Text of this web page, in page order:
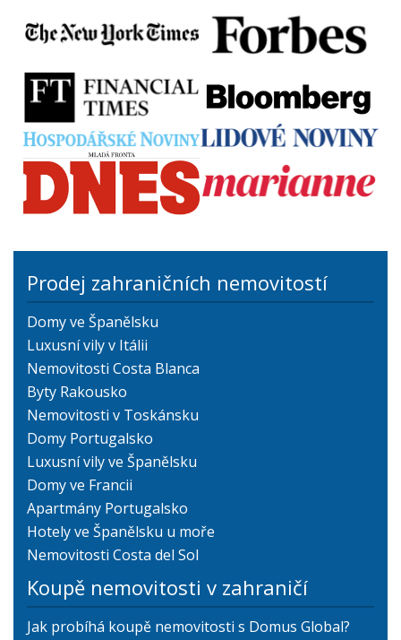
Prodej zahraničních nemovitostí
Domy ve Španělsku
Luxusní vily v Itálii
Nemovitosti Costa Blanca
Byty Rakousko
Nemovitosti v Toskánsku
Domy Portugalsko
Luxusní vily ve Španělsku
Domy ve Francii
Apartmány Portugalsko
Hotely ve Španělsku u moře
Nemovitosti Costa del Sol
Koupě nemovitosti v zahraničí
Jak probíhá koupě nemovitosti s Domus Global?